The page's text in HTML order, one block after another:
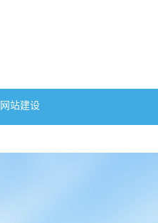
网站建设